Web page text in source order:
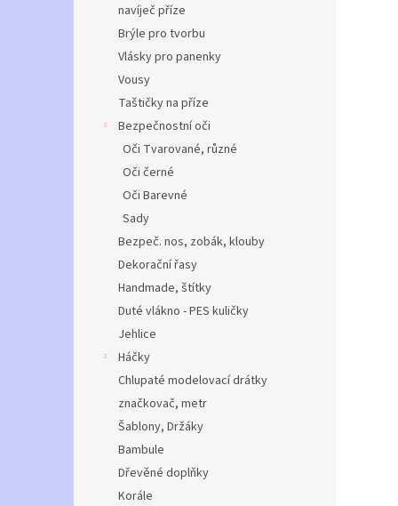
navíječ příze
Brýle pro tvorbu
Vlásky pro panenky
Vousy
Taštičky na příze
Bezpečnostní oči
Oči Tvarované, různé
Oči černé
Oči Barevné
Sady
Bezpeč. nos, zobák, klouby
Dekorační řasy
Handmade, štítky
Duté vlákno - PES kuličky
Jehlice
Háčky
Chlupaté modelovací drátky
značkovač, metr
Šablony, Držáky
Bambule
Dřevěné doplňky
Korále